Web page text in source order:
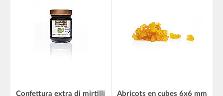
Confettura extra di mirtilli Abricots en cubes 6x6 mm